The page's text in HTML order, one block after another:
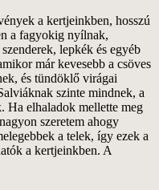
a kertjeinkben, hosszú
a fagyokig nyílnak,
lepkék és egyéb
már kevesebb a csöves
és tündöklő virágai
szinte mindnek, a
Ha elhaladok mellette meg
szeretem ahogy
a telek, így ezek a
a kertjeinkben. A